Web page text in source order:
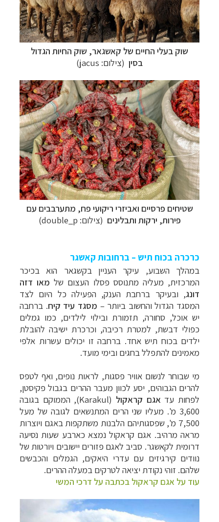
שוק בעלי החיים של קאשגאר, שוק החיות הגדול
בסין (צילום: jacus
)
שטיחים פרסיים ואביזרי ריקועי פח, מתערבבים עם
פירות, ירקות ותבלינים (צילום: double_p
)
כרכרה בכוח תיש – ברחובות קאשגר
במהלך השבוע, עיקר העניין בקשגאר הוא בכיכר
המרכזית, מעליה מתנוסס פסלו העצום של מאו דזה
דונג, ובעיקר ברחבת הענק, הפעילה כל היום לצד
המסגד הגדול והחשוב ביותר– מסגד עיד קיח. ברחבה
יש אוכל, סחורה, תזמורת ובילוי לילדים, כמו גמלים
כפולי דבשת, למטרת רכיבה, וכרכרת ישיבה להובלת
ילדים בכוח תיש אחד. ברחבה זו יכולים עשרות אלפי
מאמינים להתפלל בחגים ובימי מועד.
מי שבוחר לנשום אוויר פסגות, לראות נופים, ואף לטפס
להרים הגבוהים, יסע לכוון מעבר ההרים בגבול פקיסטן,
לפחות עד אגם קראקול (
Karakul), הממוקם בגובה
3,600 מ'. מעליו שני הרים המתנשאים לגובה של מעל
7,500 מ', שפסגותיהם הלבנות משתקפות באגם ויוצרות
מראה מרהיב. אגם קראקול נמצא כארבע שעות נסיעה
דרומית לקאשגר. סביב לאגם פזורים יישובים ויורטות של
נוודים קירגיזים עם עדרי היאקים, הגמלים והכבשים
שלהם. זוהי נקודת יציאה לטרקים במעלה ההרים.
עוד על אגם קראקול בכתבה על דרכי המשי
טיולים למזרח הרחוק
לחצו לרשימת יעדים »
תכנון
טיולים לפולינזיה הצרפתית